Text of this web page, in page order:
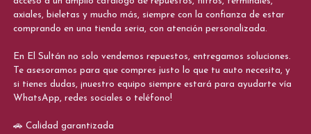
axiales, bieletas y mucho más, siempre con la confianza de estar
comprando en una tienda seria, con atención personalizada.
En El Sultán no solo vendemos repuestos, entregamos soluciones.
Te asesoramos para que compres justo lo que tu auto necesita, y
si tienes dudas, ¡nuestro equipo siempre estará para ayudarte vía
WhatsApp, redes sociales o teléfono!
🚗 Calidad garantizada